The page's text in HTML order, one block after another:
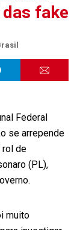
fake
Federal
se arrepende
rol de
(PL),
muito